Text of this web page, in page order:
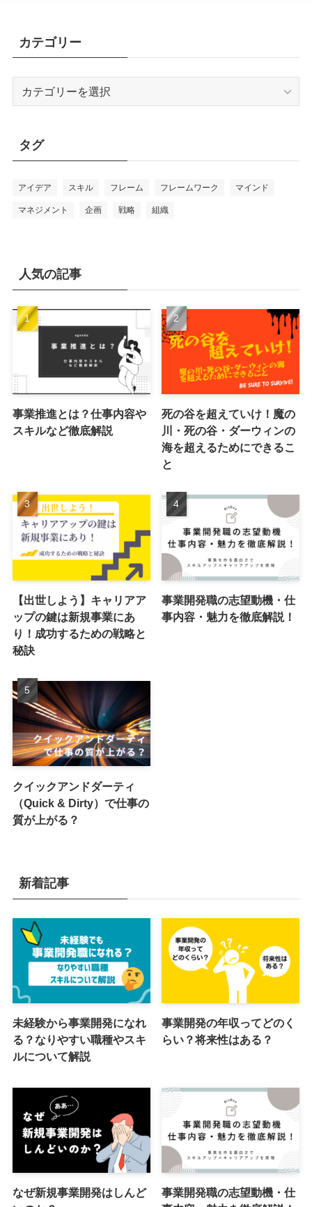
カテゴリー
ー
タグ
アイデア スキル フレーム フレームワーク マインド
マネジメント 企画 戦略 組織
人気の記事
事業推進とは？仕事内容や
スキルなど徹底解説
死の谷を超えていけ！魔の
川・死の谷・ダーウィンの
海を超えるためにできるこ
と
【出世しよう】キャリアア
ップの鍵は新規事業にあ
り！成功するための戦略と
秘訣
事業開発職の志望動機・仕
事内容・魅力を徹底解説！
クイックアンドダーティ
（Quick & Dirty）で仕事の
質が上がる？
新着記事
未経験から事業開発になれ
る？なりやすい職種やスキ
ルについて解説
事業開発の年収ってどのく
らい？将来性はある？
なぜ新規事業開発はしんど
事業開発職の志望動機・仕